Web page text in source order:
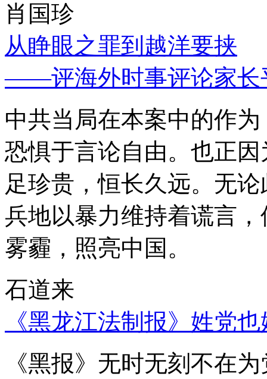
肖国珍
从睁眼之罪到越洋要挟
——评海外时事评论家长
中共当局在本案中的作
恐惧于言论自由。也正
足珍贵，恒长久远。无
兵地以暴力维持着谎言
雾霾，照亮中国。
石道来
《黑龙江法制报》姓党
《黑报》无时无刻不在